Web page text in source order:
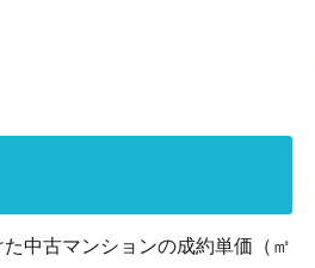
中古マンションの成約単価（㎡